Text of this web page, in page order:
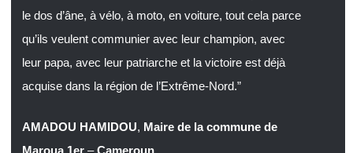
le dos d’âne, à vélo, à moto, en voiture, tout cela parce
qu’ils veulent communier avec leur champion, avec
leur papa, avec leur patriarche et la victoire est déjà
acquise dans la région de l’Extrême-Nord.”
AMADOU HAMIDOU, Maire de la commune de